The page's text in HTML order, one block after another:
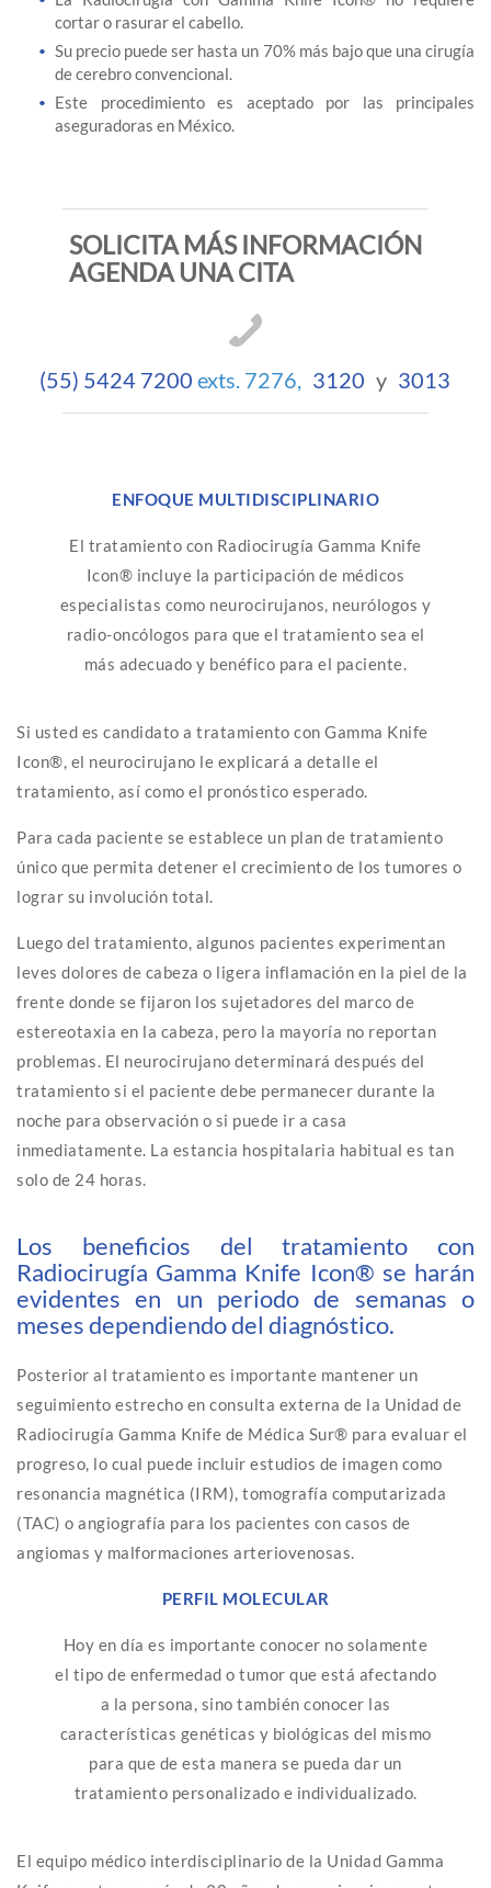
cortar o rasurar el cabello.
Su precio puede ser hasta un 70% más bajo que una cirugía
de cerebro convencional.
Este procedimiento es aceptado por las principales
aseguradoras en México.
SOLICITA MÁS INFORMACIÓN
AGENDA UNA CITA
(55) 5424 7200exts. 7276, 3120 y 3013
ENFOQUE MULTIDISCIPLINARIO
El tratamiento con Radiocirugía Gamma Knife
Icon® incluye la participación de médicos
especialistas como neurocirujanos, neurólogos y
radio-oncólogos para que el tratamiento sea el
más adecuado y benéfico para el paciente.
Si usted es candidato a tratamiento con Gamma Knife
Icon®, el neurocirujano le explicará a detalle el
tratamiento, así como el pronóstico esperado.
Para cada paciente se establece un plan de tratamiento
único que permita detener el crecimiento de los tumores o
lograr su involución total.
Luego del tratamiento, algunos pacientes experimentan
leves dolores de cabeza o ligera inflamación en la piel de la
frente donde se fijaron los sujetadores del marco de
estereotaxia en la cabeza, pero la mayoría no reportan
problemas. El neurocirujano determinará después del
tratamiento si el paciente debe permanecer durante la
noche para observación o si puede ir a casa
inmediatamente. La estancia hospitalaria habitual es tan
solo de 24 horas.
Los beneficios del tratamiento con
Radiocirugía Gamma Knife Icon® se harán
evidentes en un periodo de semanas o
meses dependiendo del diagnóstico.
Posterior al tratamiento es importante mantener un
seguimiento estrecho en consulta externa de la Unidad de
Radiocirugía Gamma Knife de Médica Sur® para evaluar el
progreso, lo cual puede incluir estudios de imagen como
resonancia magnética (IRM), tomografía computarizada
(TAC) o angiografía para los pacientes con casos de
angiomas y malformaciones arteriovenosas.
PERFIL MOLECULAR
Hoy en día es importante conocer no solamente
el tipo de enfermedad o tumor que está afectando
a la persona, sino también conocer las
características genéticas y biológicas del mismo
para que de esta manera se pueda dar un
tratamiento personalizado e individualizado.
El equipo médico interdisciplinario de la Unidad Gamma